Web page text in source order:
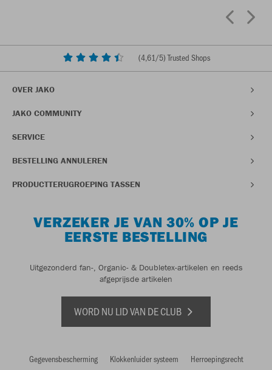
(4,61/5) Trusted Shops
OVER JAKO
JAKO COMMUNITY
SERVICE
BESTELLING ANNULEREN
PRODUCTTERUGROEPING TASSEN
VERZEKER JE VAN 30% OP JE
EERSTE BESTELLING
Uitgezonderd fan-, Organic- & Doubletex-artikelen en reeds
afgeprijsde artikelen
WORD NU LID VAN DE CLUB
Gegevensbescherming Klokkenluider systeem
Herroepingsrecht